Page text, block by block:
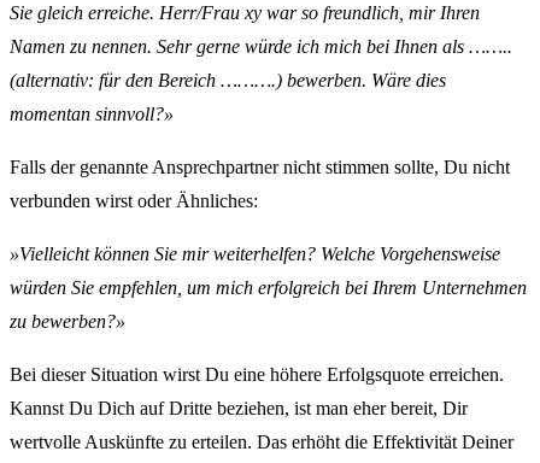
Sie gleich erreiche. Herr/Frau xy war so freundlich, mir Ihren
Namen zu nennen. Sehr gerne würde ich mich bei Ihnen als ……..
(alternativ: für den Bereich ……….) bewerben. Wäre dies
momentan sinnvoll?»
Falls der genannte Ansprechpartner nicht stimmen sollte, Du nicht
verbunden wirst oder Ähnliches:
»Vielleicht können Sie mir weiterhelfen? Welche Vorgehensweise
würden Sie empfehlen, um mich erfolgreich bei Ihrem Unternehmen
zu bewerben?»
Bei dieser Situation wirst Du eine höhere Erfolgsquote erreichen.
Kannst Du Dich auf Dritte beziehen, ist man eher bereit, Dir
wertvolle Auskünfte zu erteilen. Das erhöht die Effektivität Deiner